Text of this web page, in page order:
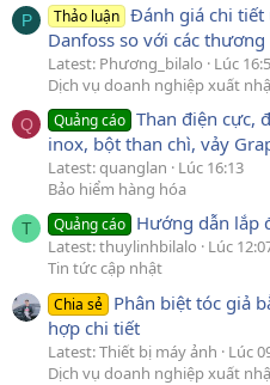
P Thảo luận Đánh giá chi tiết
Danfoss so với các
Latest: Phương_bilalo
Lúc
Dịch vụ doanh nghiệp xuất
Q Quảng cáo Than điện cực,
inox, bột than chì, vảy
Latest: quanglan
Lúc 16:13
Bảo hiểm hàng hóa
T Quảng cáo Hướng dẫn lắp
Latest: thuylinhbilalo
Lúc
Tin tức cập nhật
Chia sẻ Phân biệt tóc giả
hợp chi tiết
Latest: Thiết bị máy ảnh
Lúc
Dịch vụ doanh nghiệp xuất